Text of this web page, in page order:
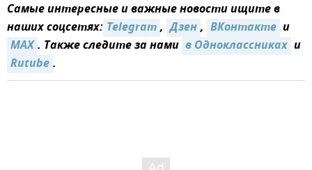
Самые интересные и важные новости ищите в
наших соцсетях: Telegram, Дзен, ВКонтакте и
MAX. Также следите за нами в Одноклассниках и
Rutube.